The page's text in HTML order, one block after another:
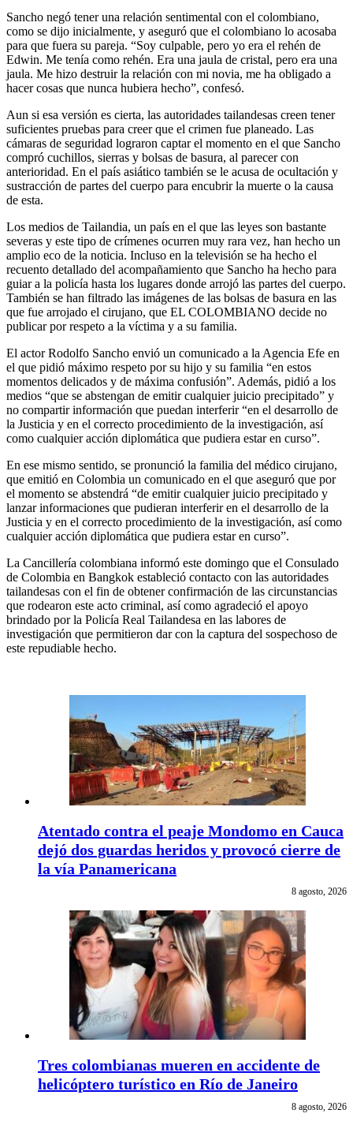
Sancho negó tener una relación sentimental con el colombiano,
como se dijo inicialmente, y aseguró que el colombiano lo acosaba
para que fuera su pareja. “Soy culpable, pero yo era el rehén de
Edwin. Me tenía como rehén. Era una jaula de cristal, pero era una
jaula. Me hizo destruir la relación con mi novia, me ha obligado a
hacer cosas que nunca hubiera hecho”, confesó.
Aun si esa versión es cierta, las autoridades tailandesas creen tener
suficientes pruebas para creer que el crimen fue planeado. Las
cámaras de seguridad lograron captar el momento en el que Sancho
compró cuchillos, sierras y bolsas de basura, al parecer con
anterioridad. En el país asiático también se le acusa de ocultación y
sustracción de partes del cuerpo para encubrir la muerte o la causa
de esta.
Los medios de Tailandia, un país en el que las leyes son bastante
severas y este tipo de crímenes ocurren muy rara vez, han hecho un
amplio eco de la noticia. Incluso en la televisión se ha hecho el
recuento detallado del acompañamiento que Sancho ha hecho para
guiar a la policía hasta los lugares donde arrojó las partes del cuerpo.
También se han filtrado las imágenes de las bolsas de basura en las
que fue arrojado el cirujano, que EL COLOMBIANO decide no
publicar por respeto a la víctima y a su familia.
El actor Rodolfo Sancho envió un comunicado a la Agencia Efe en
el que pidió máximo respeto por su hijo y su familia “en estos
momentos delicados y de máxima confusión”. Además, pidió a los
medios “que se abstengan de emitir cualquier juicio precipitado” y
no compartir información que puedan interferir “en el desarrollo de
la Justicia y en el correcto procedimiento de la investigación, así
como cualquier acción diplomática que pudiera estar en curso”.
En ese mismo sentido, se pronunció la familia del médico cirujano,
que emitió en Colombia un comunicado en el que aseguró que por
el momento se abstendrá “de emitir cualquier juicio precipitado y
lanzar informaciones que pudieran interferir en el desarrollo de la
Justicia y en el correcto procedimiento de la investigación, así como
cualquier acción diplomática que pudiera estar en curso”.
La Cancillería colombiana informó este domingo que el Consulado
de Colombia en Bangkok estableció contacto con las autoridades
tailandesas con el fin de obtener confirmación de las circunstancias
que rodearon este acto criminal, así como agradeció el apoyo
brindado por la Policía Real Tailandesa en las labores de
investigación que permitieron dar con la captura del sospechoso de
este repudiable hecho.
Atentado contra el peaje Mondomo en Cauca
dejó dos guardas heridos y provocó cierre de
la vía Panamericana
8 agosto, 2026
Tres colombianas mueren en accidente de
helicóptero turístico en Río de Janeiro
8 agosto, 2026